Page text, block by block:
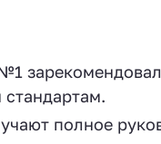
полное